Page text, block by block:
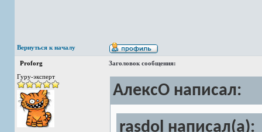
Вернуться к началу
Proforg
Заголовок сообщения:
Гуру-эксперт
АлексО написал:
rasdol написал(а):